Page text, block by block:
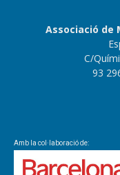
Associació de
C/
93
Amb la col·laboració de: